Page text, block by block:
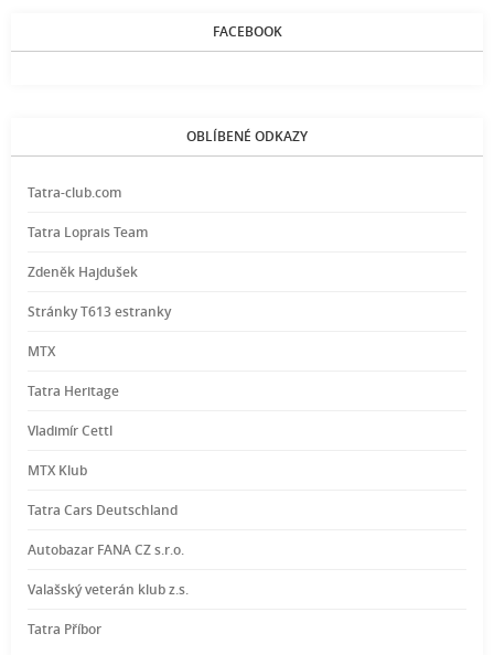
FACEBOOK
OBLÍBENÉ ODKAZY
Tatra-club.com
Tatra Loprais Team
Zdeněk Hajdušek
Stránky T613 estranky
MTX
Tatra Heritage
Vladimír Cettl
MTX Klub
Tatra Cars Deutschland
Autobazar FANA CZ s.r.o.
Valašský veterán klub z.s.
Tatra Příbor